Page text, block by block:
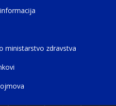
ministarstvo zdravstva